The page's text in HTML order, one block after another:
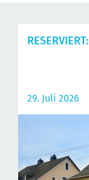
RESERVIERT:
29. Juli 2026